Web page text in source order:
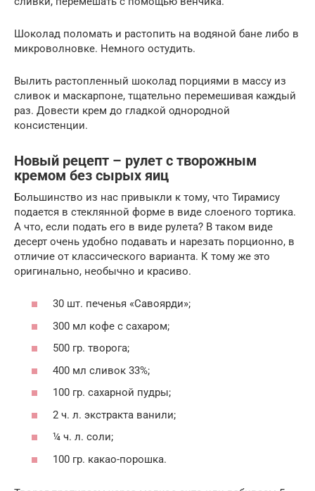
Шоколад поломать и растопить на водяной бане либо в
микроволновке. Немного остудить.
Вылить растопленный шоколад порциями в массу из
сливок и маскарпоне, тщательно перемешивая каждый
раз. Довести крем до гладкой однородной
консистенции.
Новый рецепт – рулет с творожным
кремом без сырых яиц
Большинство из нас привыкли к тому, что Тирамису
подается в стеклянной форме в виде слоеного тортика.
А что, если подать его в виде рулета? В таком виде
десерт очень удобно подавать и нарезать порционно, в
отличие от классического варианта. К тому же это
оригинально, необычно и красиво.
30 шт. печенья «Савоярди»;
300 мл кофе с сахаром;
500 гр. творога;
400 мл сливок 33%;
100 гр. сахарной пудры;
2 ч. л. экстракта ванили;
¼ ч. л. соли;
100 гр. какао-порошка.